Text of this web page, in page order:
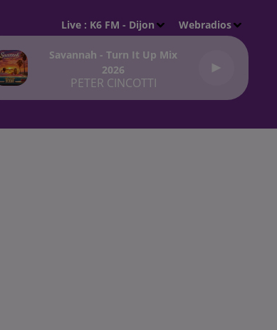
Live : K6 FM - Dijon Webradios
Savannah - Turn It Up Mix
2026
PETER CINCOTTI